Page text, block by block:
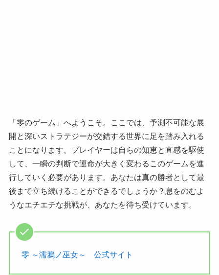
「零のゲーム」へようこそ。ここでは、予測不可能な展
開と深いストラテジーが交錯する世界に足を踏み入れる
ことになります。プレイヤーは自らの知恵と直感を駆使
して、一瞬の判断で運命が大きく変わるこのゲームを進
行していく必要があります。あなたは真の勝者として最
後まで立ち続けることができるでしょうか？息をのむよ
うなエチエチな挑戦が、あなたを待ち受けています。
零 ～濡鴉ノ巫女～ 公式サイト